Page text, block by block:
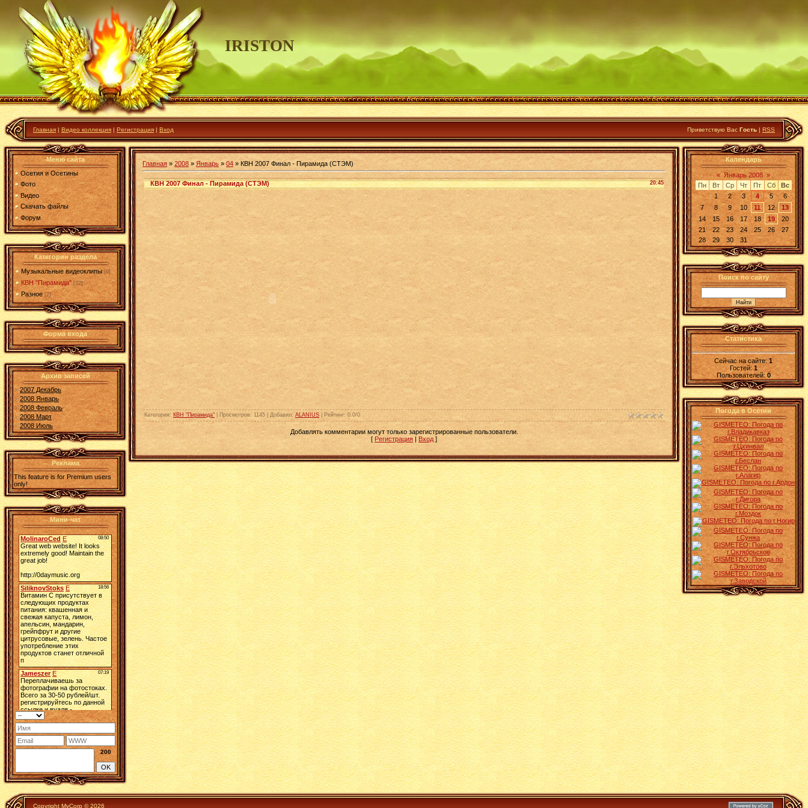
IRISTON
Главная | Видео коллекция | Регистрация | Вход Приветствую Вас Гость | RSS
Меню сайта
Осетия и Осетины
Фото
Видео
Скачать файлы
Форум
Категории раздела
Музыкальные видеоклипы [0]
КВН "Пирамида" [32]
Разное [2]
Форма входа
Архив записей
2007 Декабрь
2008 Январь
2008 Февраль
2008 Март
2008 Июль
Реклама
This feature is for Premium users
only!
Мини-чат
200
Главная » 2008 » Январь » 04 » КВН 2007 Финал - Пирамида (СТЭМ)
20:45
КВН 2007 Финал - Пирамида (СТЭМ)
Категория: КВН "Пирамида" Просмотров: 1145 | Добавил: ALANIUS Рейтинг: 0.0/0
Добавлять комментарии могут только зарегистрированные пользователи.
[ Регистрация | Вход ]
Календарь
« Январь 2008 »
Пн
Вт Ср Чт Пт Сб
Вс
1
2 3 4 5
6
7
8 9 10 11 12
13
14
15 16 17 18 19
20
21
22 23 24 25 26
27
28
29 30 31
Поиск по сайту
Статистика
Сейчас на сайте: 1
Гостей:1
Пользователей: 0
Погода в Осетии
Copyright MyCorp © 2026